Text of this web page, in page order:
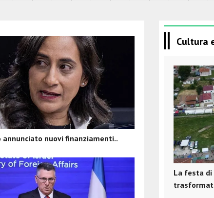
annunciato nuovi finanziamenti..
Cultura
La festa di